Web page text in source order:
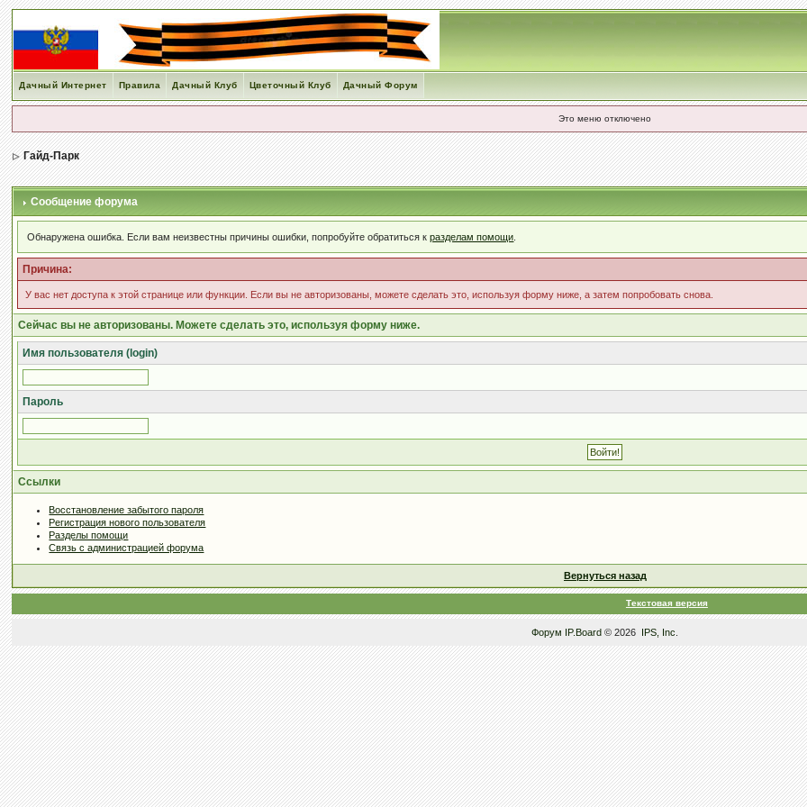
Дачный Интернет Правила Дачный Клуб Цветочный Клуб Дачный Форум
Это меню отключено
Гайд-Парк
Сообщение форума
Обнаружена ошибка. Если вам неизвестны причины ошибки, попробуйте обратиться кразделам помощи
Причина:
У вас нет доступа к этой странице или функции. Если вы не авторизованы, можете сделать это, используя форму ниже, а затем попробовать снова.
Сейчас вы не авторизованы. Можете сделать это, используя форму ниже.
Имя пользователя (login)
Пароль
Ссылки
Восстановление забытого пароля
Регистрация нового пользователя
Разделы помощи
Связь с администрацией форума
Вернуться назад
Текстовая версия
Форум IP.Board © 2026 IPS, Inc